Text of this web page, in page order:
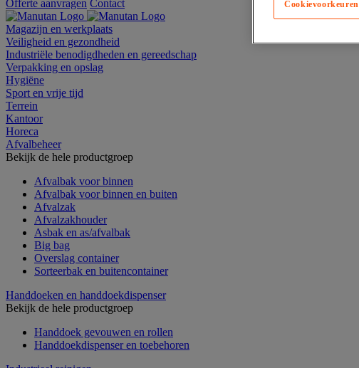
Offerte aanvragen Contact
Magazijn en werkplaats
Veiligheid en gezondheid
Industriële benodigdheden en gereedschap
Verpakking en opslag
Hygiëne
Sport en vrije tijd
Terrein
Kantoor
Horeca
Afvalbeheer
Bekijk de hele productgroep
Afvalbak voor binnen
Afvalbak voor binnen en buiten
Afvalzak
Afvalzakhouder
Asbak en as/afvalbak
Big bag
Overslag container
Sorteerbak en buitencontainer
Handdoeken en handdoekdispenser
Bekijk de hele productgroep
Handdoek gevouwen en rollen
Handdoekdispenser en toebehoren
Cookievoorkeuren